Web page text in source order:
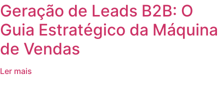
Geração de Leads B2B: O
Guia Estratégico da Máquina
de Vendas
Ler mais